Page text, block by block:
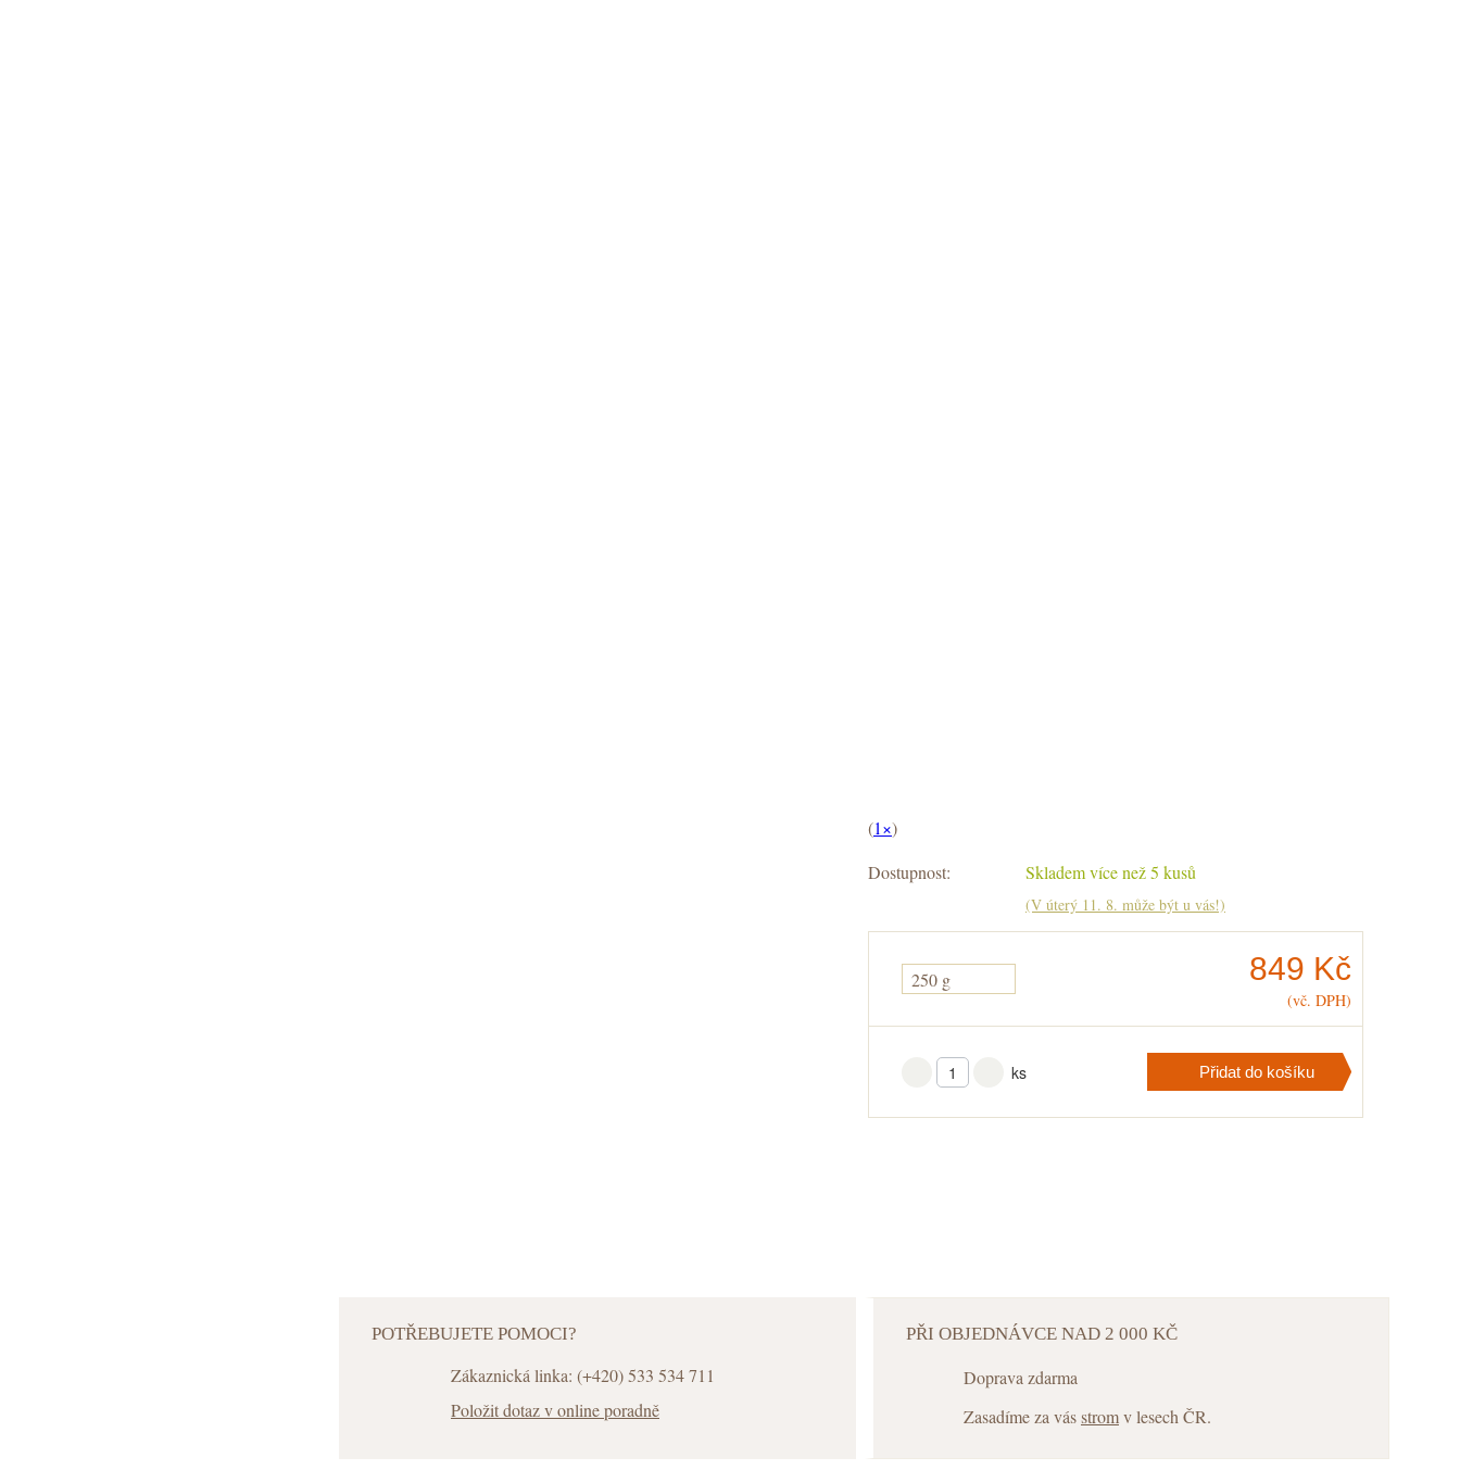
(1×)
Dostupnost:
Skladem více než 5 kusů
(V úterý 11. 8. může být u vás!)
250 g 849 Kč
(vč. DPH)
ks Přidat do košíku
POTŘEBUJETE POMOCI?
Zákaznická linka: (+420) 533 534 711
Položit dotaz v online poradně
PŘI OBJEDNÁVCE NAD 2 000 KČ
Doprava zdarma
Zasadíme za vásstromv lesech ČR.